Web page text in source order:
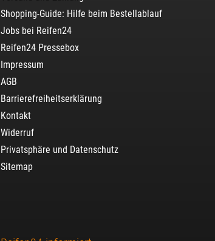
Shopping-Guide: Hilfe beim Bestellablauf
Jobs bei Reifen24
Reifen24 Pressebox
Impressum
AGB
Barrierefreiheitserklärung
Kontakt
Widerruf
Privatsphäre und Datenschutz
Sitemap